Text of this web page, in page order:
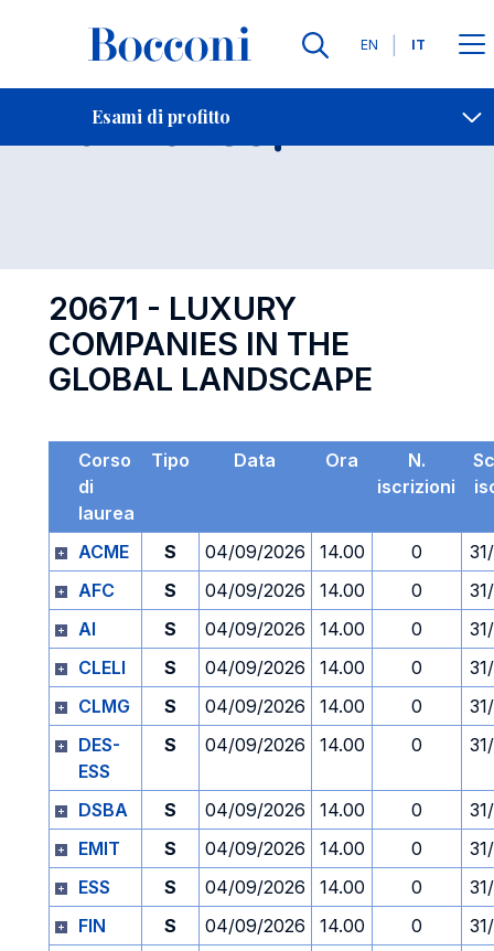
Lingue
EN IT
Esami di profitto
Contatti
Esame 20671 Open
20671 - LUXURY
COMPANIES IN THE
GLOBAL LANDSCAPE
Corso
di
laurea
Tipo Data Ora
N.
iscrizioni
ACME S 04/09/2026 14.00 0
AFC
S 04/09/2026 14.00 0
AI
S 04/09/2026 14.00 0
CLELI
S 04/09/2026 14.00 0
CLMG
S 04/09/2026 14.00 0
DES-
ESS
S 04/09/2026 14.00 0
DSBA S 04/09/2026 14.00 0
EMIT
S 04/09/2026 14.00 0
ESS
S 04/09/2026 14.00 0
FIN
S 04/09/2026 14.00 0